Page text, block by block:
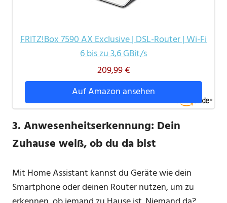
FRITZ!Box 7590 AX Exclusive | DSL-Router | Wi-Fi
6 bis zu 3,6 GBit/s
209,99 €
Auf Amazon ansehen
3. Anwesenheitserkennung: Dein
Zuhause weiß, ob du da bist
Mit Home Assistant kannst du Geräte wie dein
Smartphone oder deinen Router nutzen, um zu